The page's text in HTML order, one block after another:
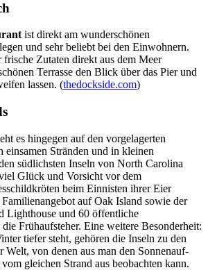
ist direkt am wunderschönen
und sehr beliebt bei den Einwohnern.
Zutaten direkt aus dem Meer
Terrasse den Blick über das Pier und
lassen. (thedockside.com)
es hingegen auf den vorgelagerten
einsamen Stränden und in kleinen
südlichsten Inseln von North Carolina
Glück und Vorsicht vor dem
beim Einnisten ihrer Eier
auf Oak Island sowie der
Lighthouse und 60 öffentliche
Frühaufsteher. Eine weitere Besonderheit:
tiefer steht, gehören die Inseln zu den
Welt, von denen aus man den Sonnenauf-
gleichen Strand aus beobachten kann.